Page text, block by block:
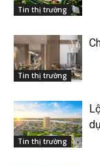
Tin thị trường
Tin thị trường
Tin thị trường